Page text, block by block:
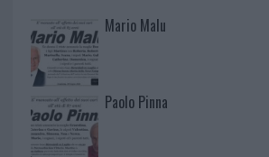
Mario Malu
Paolo Pinna